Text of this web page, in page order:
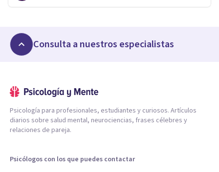
Consulta a nuestros especialistas
Psicología para profesionales, estudiantes y curiosos. Artículos
diarios sobre salud mental, neurociencias, frases célebres y
relaciones de pareja.
Psicólogos con los que puedes contactar